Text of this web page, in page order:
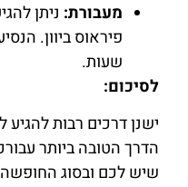
מעבורת: ניתן
שעות.
לסיכום:
הדרך הטובה ביותר
שיש לכם ובסוג